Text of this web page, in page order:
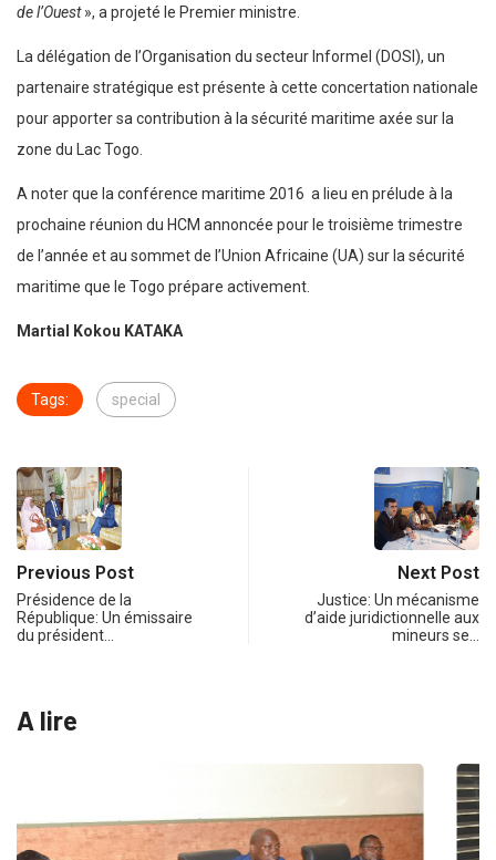
de l’Ouest», a projeté le Premier ministre.
La délégation de l’Organisation du secteur Informel (DOSI), un
partenaire stratégique est présente à cette concertation nationale
pour apporter sa contribution à la sécurité maritime axée sur la
zone du Lac Togo.
A noter que la conférence maritime 2016 a lieu en prélude à la
prochaine réunion du HCM annoncée pour le troisième trimestre
de l’année et au sommet de l’Union Africaine (UA) sur la sécurité
maritime que le Togo prépare activement.
Martial Kokou KATAKA
Tags: special
Previous Post
Présidence de la
République: Un émissaire
du président…
Next Post
Justice: Un mécanisme
d’aide juridictionnelle aux
mineurs se…
A lire